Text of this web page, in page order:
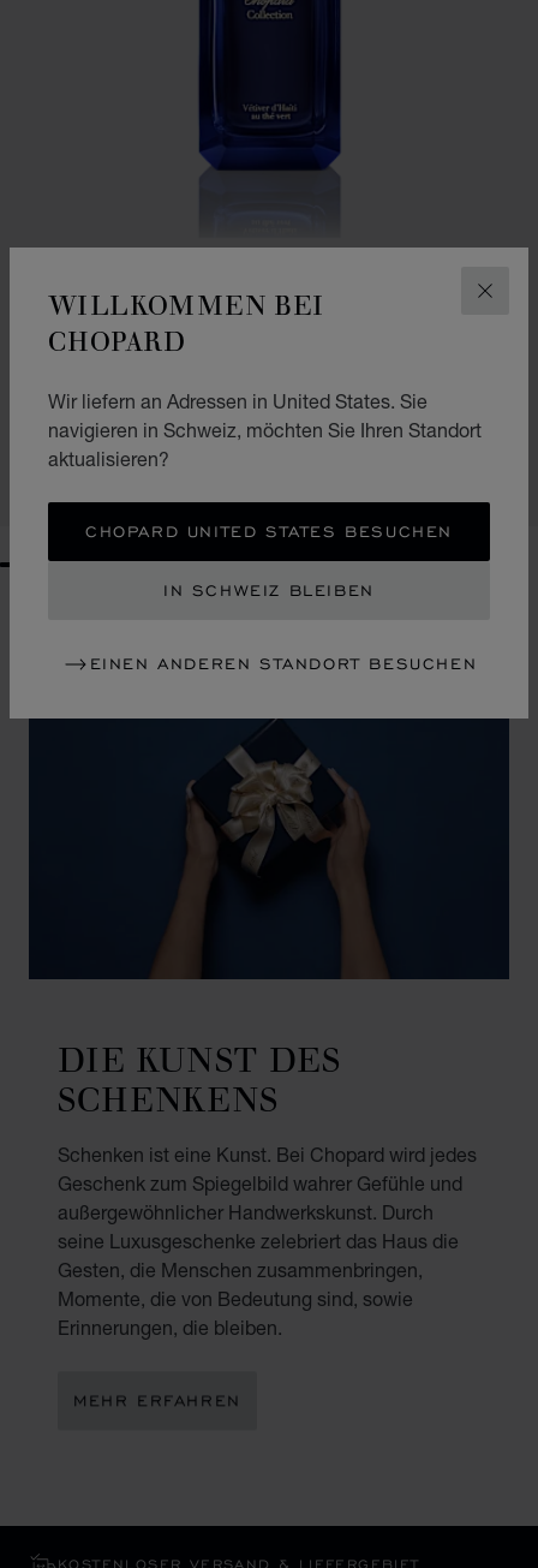
WILLKOMMEN BEI
CHOPARD
Wir liefern an Adressen in United States. Sie
navigieren in Schweiz, möchten Sie Ihren Standort
aktualisieren?
CHOPARD UNITED STATES BESUCHEN
IN SCHWEIZ BLEIBEN
EINEN ANDEREN STANDORT BESUCHEN
VÉTIVER D’HAÏTI AU THÉ VERT
100 ML EAU DE PARFUM
CHF 288
DIE KUNST DES
SCHENKENS
Schenken ist eine Kunst. Bei Chopard wird jedes
Geschenk zum Spiegelbild wahrer Gefühle und
außergewöhnlicher Handwerkskunst. Durch
seine Luxusgeschenke zelebriert das Haus die
Gesten, die Menschen zusammenbringen,
Momente, die von Bedeutung sind, sowie
Erinnerungen, die bleiben.
MEHR ERFAHREN
KOSTENLOSER VERSAND & LIEFERGEBIET